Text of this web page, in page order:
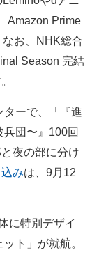
Amazon Prime
お、NHK総合
Season 完結
ーで、「『進
団〜』100回
夜の部に分け
みは、9月12
に特別デザイ
ト」が就航。